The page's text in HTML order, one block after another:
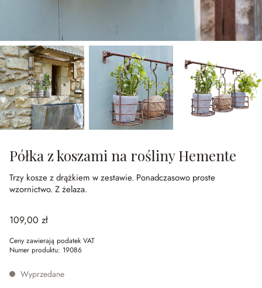
Półka z koszami na rośliny Hemente
Trzy kosze z drążkiem w zestawie. Ponadczasowo proste
wzornictwo. Z żelaza.
109,00 zł
Ceny zawierają podatek VAT
Numer produktu: 19086
Wyprzedane